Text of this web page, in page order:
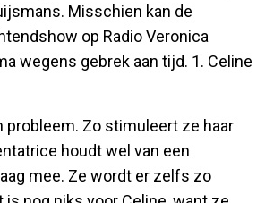
Misschien kan de
op Radio Veronica
wegens gebrek aan tijd. 1. Celine
probleem. Zo stimuleert ze haar
houdt wel van een
mee. Ze wordt er zelfs zo